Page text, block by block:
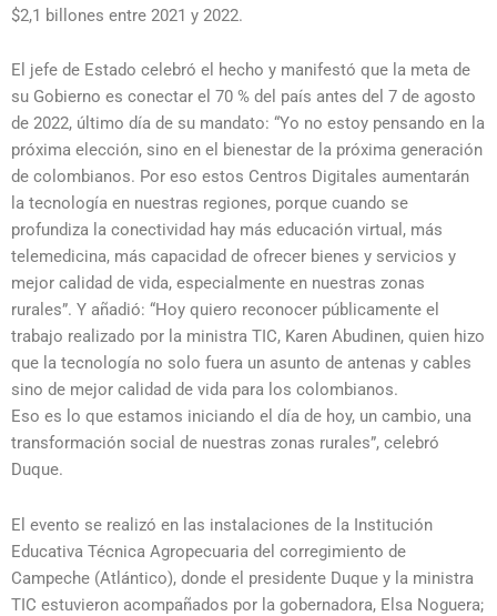
$2,1 billones entre 2021 y 2022.
El jefe de Estado celebró el hecho y manifestó que la meta de
su Gobierno es conectar el 70 % del país antes del 7 de agosto
de 2022, último día de su mandato: “Yo no estoy pensando en la
próxima elección, sino en el bienestar de la próxima generación
de colombianos. Por eso estos Centros Digitales aumentarán
la tecnología en nuestras regiones, porque cuando se
profundiza la conectividad hay más educación virtual, más
telemedicina, más capacidad de ofrecer bienes y servicios y
mejor calidad de vida, especialmente en nuestras zonas
rurales”. Y añadió: “Hoy quiero reconocer públicamente el
trabajo realizado por la ministra TIC, Karen Abudinen, quien hizo
que la tecnología no solo fuera un asunto de antenas y cables
sino de mejor calidad de vida para los colombianos.
Eso es lo que estamos iniciando el día de hoy, un cambio, una
transformación social de nuestras zonas rurales”, celebró
Duque.
El evento se realizó en las instalaciones de la Institución
Educativa Técnica Agropecuaria del corregimiento de
Campeche (Atlántico), donde el presidente Duque y la ministra
TIC estuvieron acompañados por la gobernadora, Elsa Noguera;